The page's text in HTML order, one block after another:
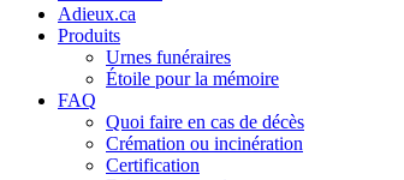
Adieux.ca
Produits
Urnes funéraires
Étoile pour la mémoire
FAQ
Quoi faire en cas de décès
Crémation ou incinération
Certification